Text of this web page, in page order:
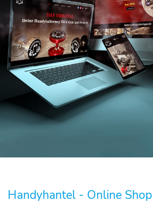
Handyhantel - Online Shop